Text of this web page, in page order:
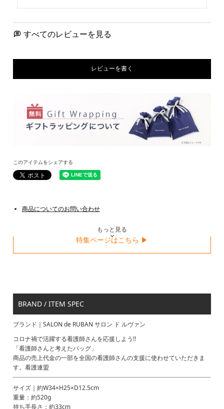
すべてのレビューを見る
レビューを書く
このアイテムをシェアする
商品についてのお問い合わせ
もっと見る
特集ページはこちら ▶
BRAND / ITEM SPEC
ブランド｜SALON de RUBAN サロン ド ルヴァン
コロナ禍で活躍する看護師さんを応援しよう!!
「看護師さんと考えたバッグ」
商品の売上代金の一部を全国の看護師さんの支援に使わせていただきま
す。看護連盟
サイズ｜約W34×H25×D12.5cm
重量：約520g
持ち手長さ：約33cm